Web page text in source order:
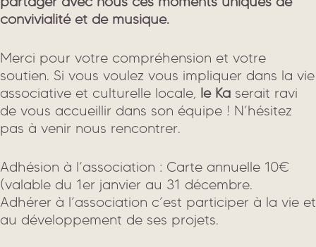
convivialité et de musique.
Merci pour votre compréhension et votre
soutien. Si vous voulez vous impliquer dans la vie
associative et culturelle locale, le Ka serait ravi
de vous accueillir dans son équipe ! N’hésitez
pas à venir nous rencontrer.
Adhésion à l’association : Carte annuelle 10€
(valable du 1er janvier au 31 décembre.
Adhérer à l’association c’est participer à la vie et
au développement de ses projets.